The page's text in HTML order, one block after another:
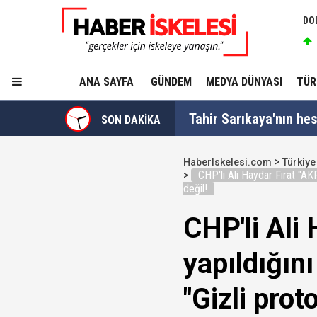
ANA SAYFA GÜNDEM MEDYA DÜNYASI
SON DAKİKA Tahir Sarıkaya'nın
Hakkında fezleke
Hangi suçlar kapsam
Devlet Bahçeli'den
Trabzonspor, KAP'a
İzmir Büyükşehir
HaberIskelesi.com Türkiye
CHP'li Ali Haydar Fırat
değil!
CHP'li Ali
"Gizli